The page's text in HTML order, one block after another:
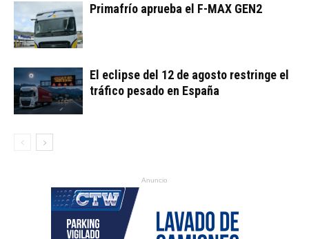
Primafrío aprueba el F-MAX GEN2
El eclipse del 12 de agosto restringe el
tráfico pesado en España
Anuncio